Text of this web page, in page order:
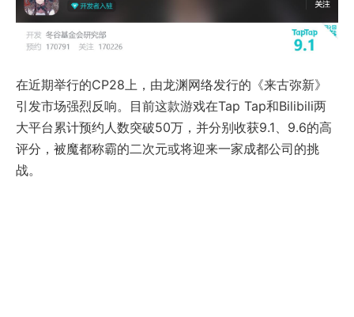
在近期举行的CP28上，由龙渊网络发行的《来古弥新》
引发市场强烈反响。目前这款游戏在Tap Tap和Bilibili两
大平台累计预约人数突破50万，并分别收获9.1、9.6的高
评分，被魔都称霸的二次元或将迎来一家成都公司的挑
战。